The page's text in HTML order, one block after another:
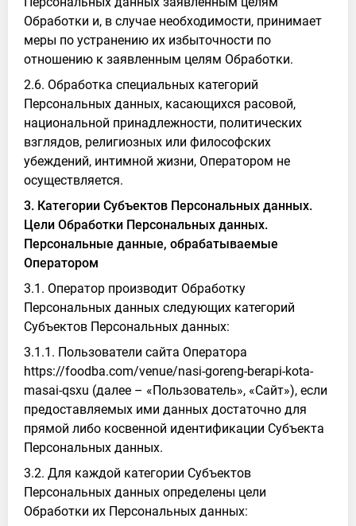
Обработки и, в случае необходимости, принимает
меры по устранению их избыточности по
отношению к заявленным целям Обработки.
2.6. Обработка специальных категорий
Персональных данных, касающихся расовой,
национальной принадлежности, политических
взглядов, религиозных или философских
убеждений, интимной жизни, Оператором не
осуществляется.
3. Категории Субъектов Персональных данных.
Цели Обработки Персональных данных.
Персональные данные, обрабатываемые
Оператором
3.1. Оператор производит Обработку
Персональных данных следующих категорий
Субъектов Персональных данных:
3.1.1. Пользователи сайта Оператора
https://foodba.com/venue/nasi-goreng-berapi-kota-
masai-qsxu (далее – «Пользователь», «Сайт»), если
предоставляемых ими данных достаточно для
прямой либо косвенной идентификации Субъекта
Персональных данных.
3.2. Для каждой категории Субъектов
Персональных данных определены цели
Обработки их Персональных данных: